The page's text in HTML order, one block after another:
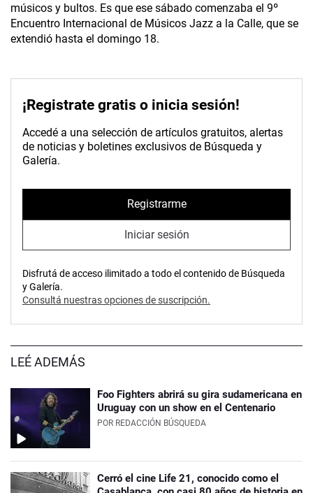
músicos y bultos. Es que ese sábado comenzaba el 9º
Encuentro Internacional de Músicos Jazz a la Calle, que se
extendió hasta el domingo 18.
¡Registrate gratis o inicia sesión!
Accedé a una selección de artículos gratuitos, alertas
de noticias y boletines exclusivos de Búsqueda y
Galería.
Registrarme
Iniciar sesión
Disfrutá de acceso ilimitado a todo el contenido de Búsqueda
y Galería.
Consultá nuestras opciones de suscripción.
LEÉ ADEMÁS
Foo Fighters abrirá su gira sudamericana en
Uruguay con un show en el Centenario
POR REDACCIÓN BÚSQUEDA
Cerró el cine Life 21, conocido como el